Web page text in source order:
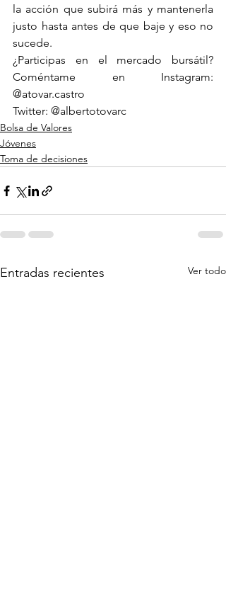
la acción que subirá más y mantenerla
justo hasta antes de que baje y eso no
sucede.
¿Participas en el mercado bursátil?
Coméntame en Instagram:
@atovar.castro
Twitter: @albertotovarc
Bolsa de Valores
Jóvenes
Toma de decisiones
Entradas recientes Ver todo